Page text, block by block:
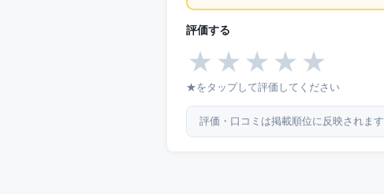
評価する
★ ★ ★ ★ ★
★をタップして評価してください
評価・口コミは掲載順位に反映されます